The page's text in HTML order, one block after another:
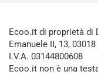
Ecoo.it di proprietà di
Emanuele II, 13,
I.V.A. 03144800608
Ecoo.it non è una